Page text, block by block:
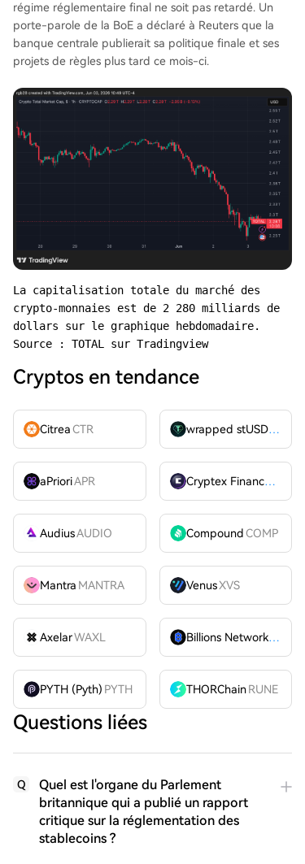
régime réglementaire final ne soit pas retardé. Un
porte-parole de la BoE a déclaré à Reuters que la
banque centrale publierait sa politique finale et ses
projets de règles plus tard ce mois-ci.
La capitalisation totale du marché des
crypto-monnaies est de 2 280 milliards de
dollars sur le graphique hebdomadaire.
Source : TOTAL sur Tradingview
Cryptos en tendance
CitreaCTR wrapped stUSDT
aPrioriAPR Cryptex FinanceCTX
AudiusAUDIO CompoundCOMP
Mantra MANTRA VenusXVS
AxelarWAXL Billions Network
BILL
PYTH (Pyth) PYTH THORChain RUNE
Questions liées
Q
Quel est l'organe du Parlement
britannique qui a publié un rapport
critique sur la réglementation des
stablecoins ?